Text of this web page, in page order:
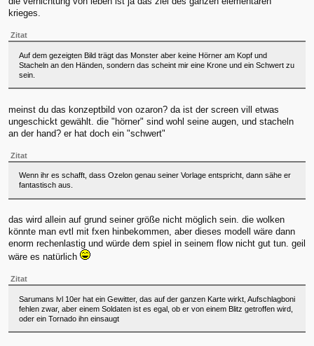
krieges.
Zitat
Auf dem gezeigten Bild trägt das Monster aber keine Hörner am Kopf und
Stacheln an den Händen, sondern das scheint mir eine Krone und ein Schwert zu
sein.
meinst du das konzeptbild von ozaron? da ist der screen vill etwas
ungeschickt gewählt. die "hörner" sind wohl seine augen, und stacheln
an der hand? er hat doch ein "schwert"
Zitat
Wenn ihr es schafft, dass Ozelon genau seiner Vorlage entspricht, dann sähe er
fantastisch aus.
das wird allein auf grund seiner größe nicht möglich sein. die wolken
könnte man evtl mit fxen hinbekommen, aber dieses modell wäre dann
enorm rechenlastig und würde dem spiel in seinem flow nicht gut tun. geil
wäre es natürlich
Zitat
Sarumans lvl 10er hat ein Gewitter, das auf der ganzen Karte wirkt, Aufschlagboni
fehlen zwar, aber einem Soldaten ist es egal, ob er von einem Blitz getroffen wird,
oder ein Tornado ihn einsaugt